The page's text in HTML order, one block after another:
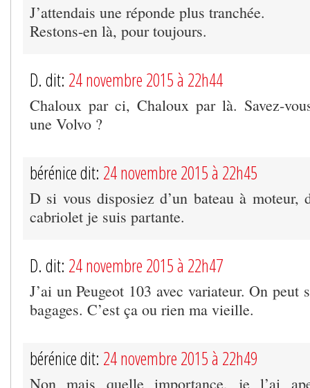
J’attendais une réponde plus tranchée.
Restons-en là, pour toujours.
D. dit: 24 novembre 2015 à 22h44
Chaloux par ci, Chaloux par là. Savez-
une Volvo ?
bérénice dit: 24 novembre 2015 à 22h45
D si vous disposiez d’un bateau à moteur,
cabriolet je suis partante.
D. dit: 24 novembre 2015 à 22h47
J’ai un Peugeot 103 avec variateur. On peut
bagages. C’est ça ou rien ma vieille.
bérénice dit: 24 novembre 2015 à 22h49
Non mais quelle importance, je l’ai